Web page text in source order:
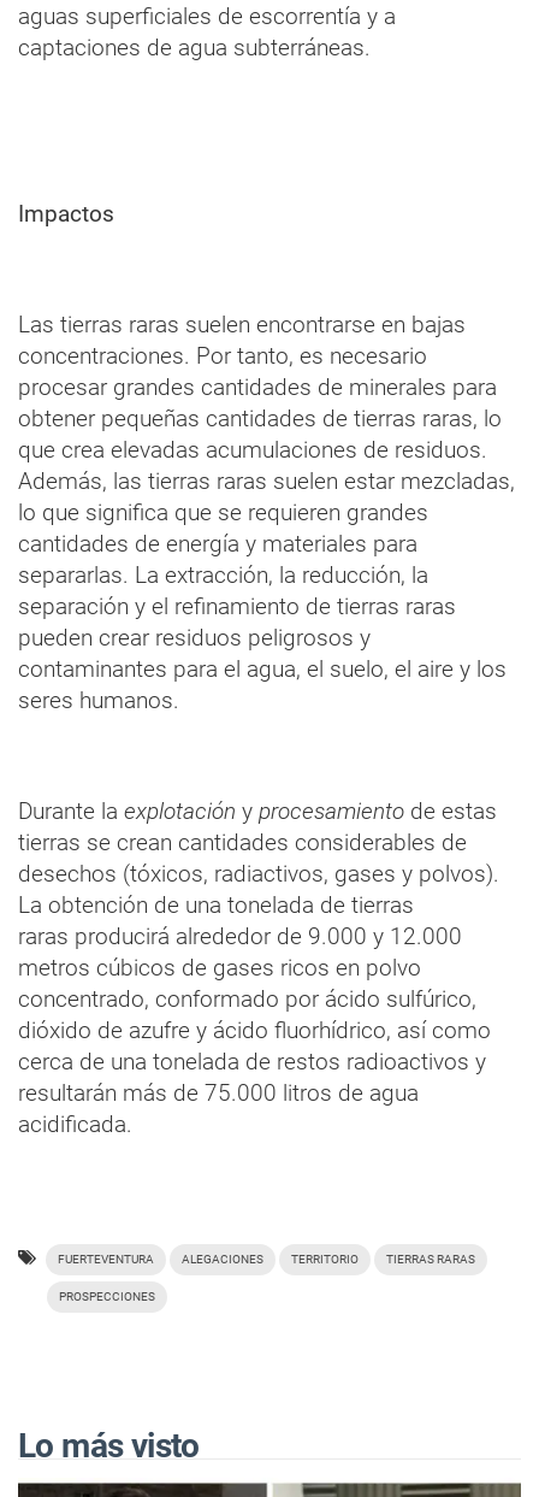
aguas superficiales de escorrentía y a
captaciones de agua subterráneas.
Impactos
Las tierras raras suelen encontrarse en bajas
concentraciones. Por tanto, es necesario
procesar grandes cantidades de minerales para
obtener pequeñas cantidades de tierras raras, lo
que crea elevadas acumulaciones de residuos.
Además, las tierras raras suelen estar mezcladas,
lo que significa que se requieren grandes
cantidades de energía y materiales para
separarlas. La extracción, la reducción, la
separación y el refinamiento de tierras raras
pueden crear residuos peligrosos y
contaminantes para el agua, el suelo, el aire y los
seres humanos.
Durante la explotación y procesamiento de estas
tierras se crean cantidades considerables de
desechos (tóxicos, radiactivos, gases y polvos).
La obtención de una tonelada de tierras
raras producirá alrededor de 9.000 y 12.000
metros cúbicos de gases ricos en polvo
concentrado, conformado por ácido sulfúrico,
dióxido de azufre y ácido fluorhídrico, así como
cerca de una tonelada de restos radioactivos y
resultarán más de 75.000 litros de agua
acidificada.
FUERTEVENTURA ALEGACIONES TERRITORIO TIERRAS RARAS
PROSPECCIONES
Lo más visto